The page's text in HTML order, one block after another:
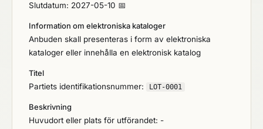
Slutdatum: 2027-05-10 📅
Information om elektroniska kataloger
Anbuden skall presenteras i form av elektroniska
kataloger eller innehålla en elektronisk katalog
Titel
Partiets identifikationsnummer:
LOT-0001
Beskrivning
Huvudort eller plats för utförandet: -